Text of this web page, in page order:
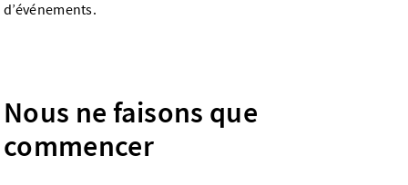
d’événements.
Nous ne faisons que
commencer